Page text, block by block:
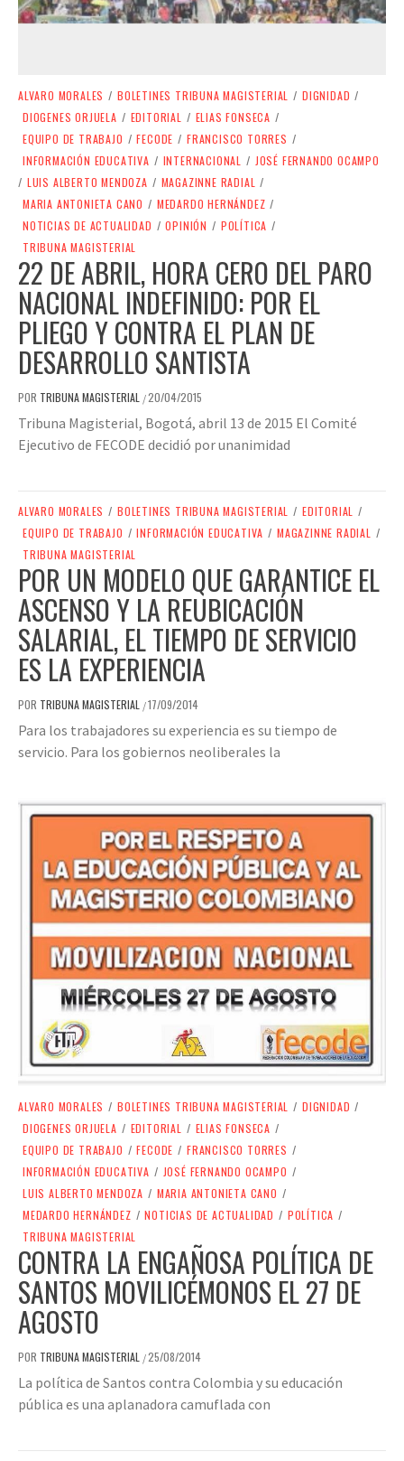
ALVARO MORALES / BOLETINES TRIBUNA MAGISTERIAL / DIGNIDAD /
DIOGENES ORJUELA / EDITORIAL / ELIAS FONSECA /
EQUIPO DE TRABAJO / FECODE / FRANCISCO TORRES /
INFORMACIÓN EDUCATIVA / INTERNACIONAL / JOSÉ FERNANDO OCAMPO
/ LUIS ALBERTO MENDOZA / MAGAZINNE RADIAL /
MARIA ANTONIETA CANO / MEDARDO HERNÁNDEZ /
NOTICIAS DE ACTUALIDAD / OPINIÓN / POLÍTICA /
TRIBUNA MAGISTERIAL
22 DE ABRIL, HORA CERO DEL PARO
NACIONAL INDEFINIDO: POR EL
PLIEGO Y CONTRA EL PLAN DE
DESARROLLO SANTISTA
POR TRIBUNA MAGISTERIAL /20/04/2015
Tribuna Magisterial, Bogotá, abril 13 de 2015 El Comité
Ejecutivo de FECODE decidió por unanimidad
ALVARO MORALES / BOLETINES TRIBUNA MAGISTERIAL / EDITORIAL /
EQUIPO DE TRABAJO / INFORMACIÓN EDUCATIVA / MAGAZINNE RADIAL /
TRIBUNA MAGISTERIAL
POR UN MODELO QUE GARANTICE EL
ASCENSO Y LA REUBICACIÓN
SALARIAL, EL TIEMPO DE SERVICIO
ES LA EXPERIENCIA
POR TRIBUNA MAGISTERIAL /17/09/2014
Para los trabajadores su experiencia es su tiempo de
servicio. Para los gobiernos neoliberales la
ALVARO MORALES / BOLETINES TRIBUNA MAGISTERIAL / DIGNIDAD /
DIOGENES ORJUELA / EDITORIAL / ELIAS FONSECA /
EQUIPO DE TRABAJO / FECODE / FRANCISCO TORRES /
INFORMACIÓN EDUCATIVA / JOSÉ FERNANDO OCAMPO /
LUIS ALBERTO MENDOZA / MARIA ANTONIETA CANO /
MEDARDO HERNÁNDEZ / NOTICIAS DE ACTUALIDAD / POLÍTICA /
TRIBUNA MAGISTERIAL
CONTRA LA ENGAÑOSA POLÍTICA DE
SANTOS MOVILICÉMONOS EL 27 DE
AGOSTO
POR TRIBUNA MAGISTERIAL /25/08/2014
La política de Santos contra Colombia y su educación
pública es una aplanadora camuflada con